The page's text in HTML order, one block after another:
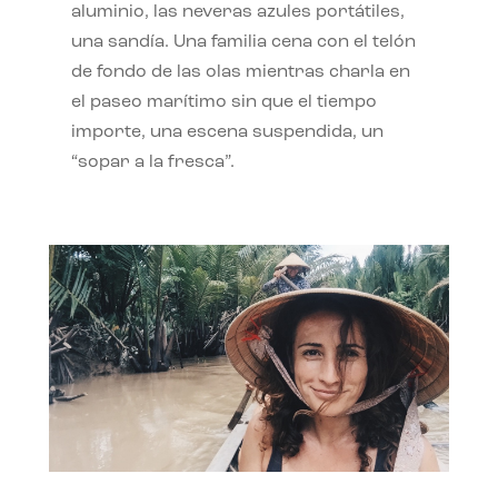
aluminio, las neveras azules portátiles,
una sandía. Una familia cena con el telón
de fondo de las olas mientras charla en
el paseo marítimo sin que el tiempo
importe, una escena suspendida, un
“sopar a la fresca”.